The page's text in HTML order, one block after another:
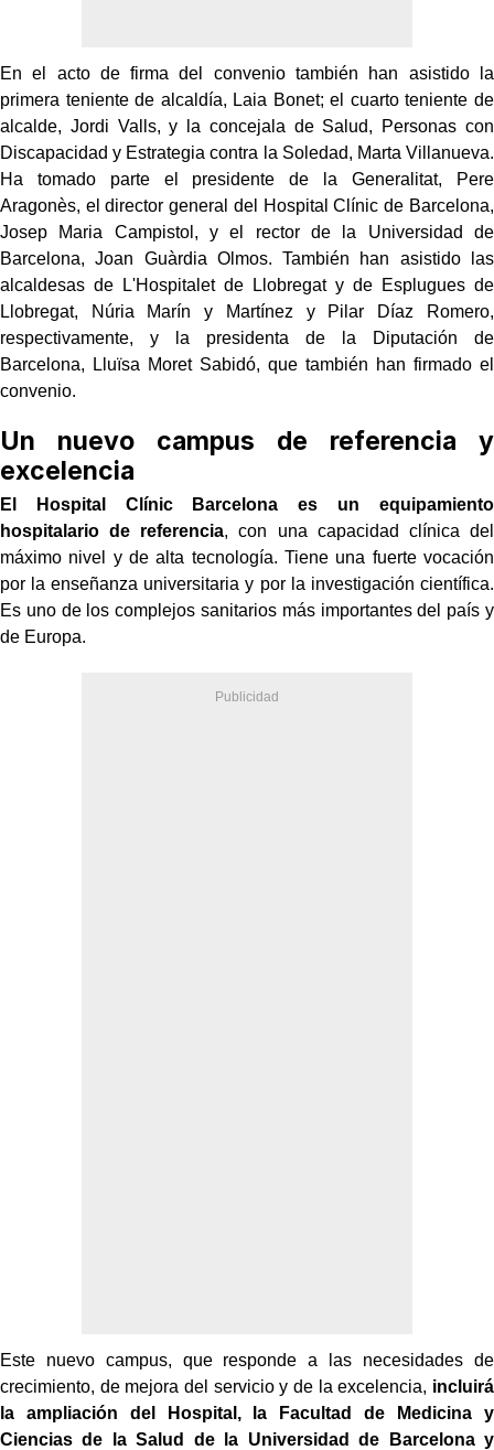
En el acto de firma del convenio también han asistido la
primera teniente de alcaldía, Laia Bonet; el cuarto teniente de
alcalde, Jordi Valls, y la concejala de Salud, Personas con
Discapacidad y Estrategia contra la Soledad, Marta Villanueva.
Ha tomado parte el presidente de la Generalitat, Pere
Aragonès, el director general del Hospital Clínic de Barcelona,
Josep Maria Campistol, y el rector de la Universidad de
Barcelona, Joan Guàrdia Olmos. También han asistido las
alcaldesas de L'Hospitalet de Llobregat y de Esplugues de
Llobregat, Núria Marín y Martínez y Pilar Díaz Romero,
respectivamente, y la presidenta de la Diputación de
Barcelona, Lluïsa Moret Sabidó, que también han firmado el
convenio.
Un nuevo campus de referencia y
excelencia
El Hospital Clínic Barcelona es un equipamiento
hospitalario de referencia, con una capacidad clínica del
máximo nivel y de alta tecnología. Tiene una fuerte vocación
por la enseñanza universitaria y por la investigación científica.
Es uno de los complejos sanitarios más importantes del país y
de Europa.
Este nuevo campus, que responde a las necesidades de
crecimiento, de mejora del servicio y de la excelencia, incluirá
la ampliación del Hospital, la Facultad de Medicina y
Ciencias de la Salud de la Universidad de Barcelona y